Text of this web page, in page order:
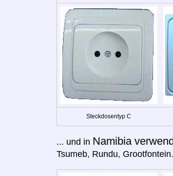
Steckdosentyp C
... und in Namibia
Tsumeb, Rundu,